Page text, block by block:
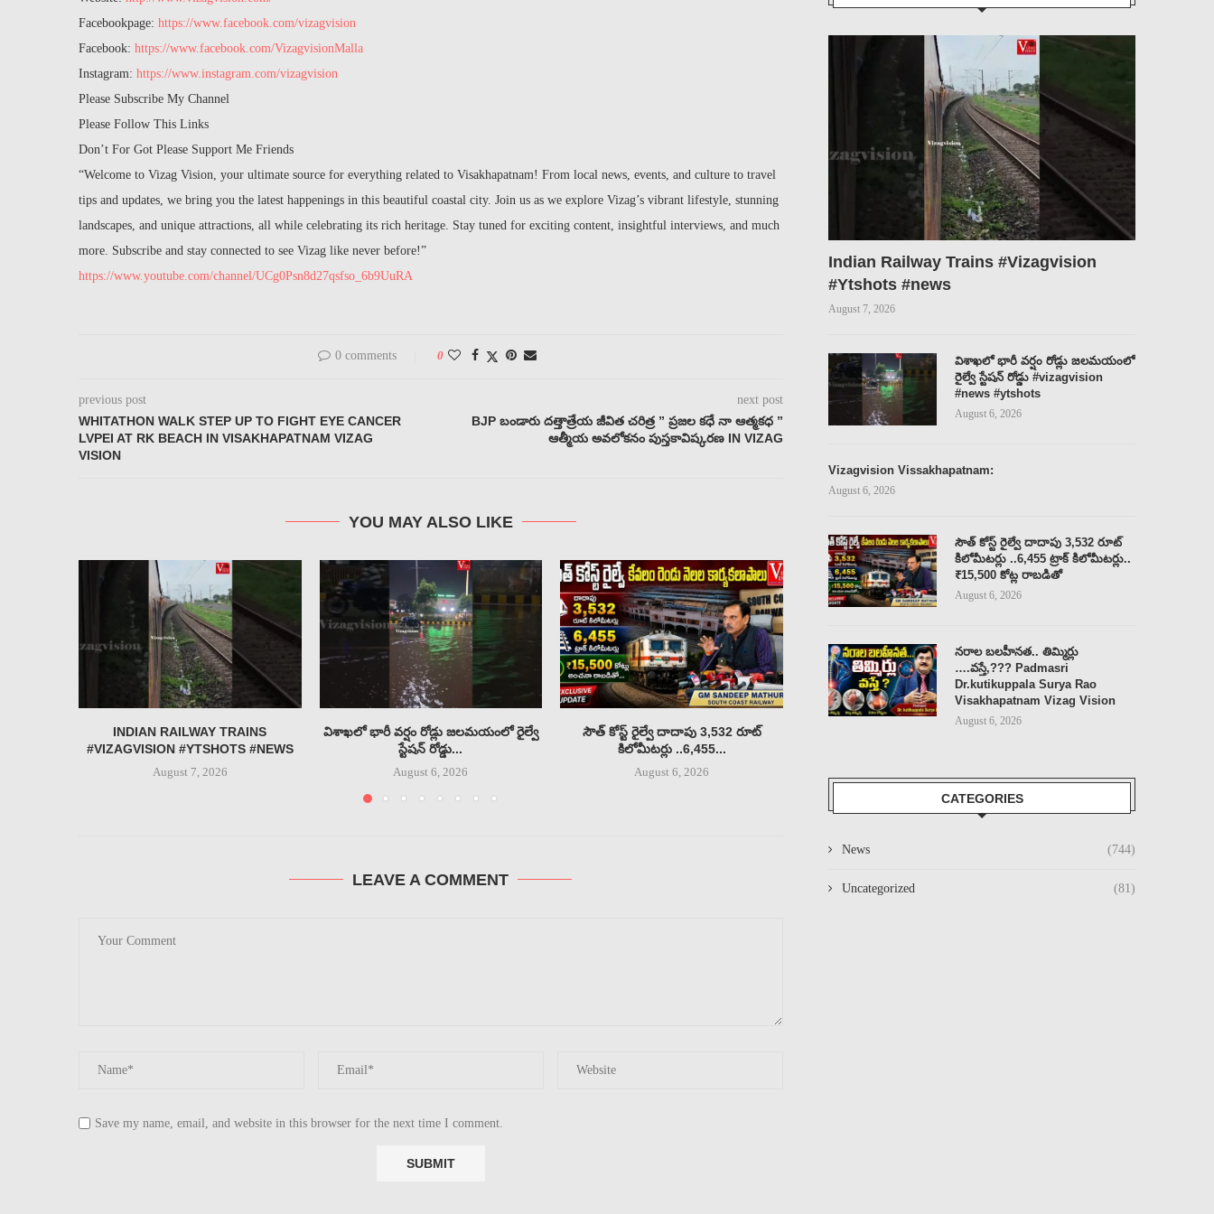
Facebookpage: https://www.facebook.com/vizagvision
Facebook: https://www.facebook.com/VizagvisionMalla
Instagram: https://www.instagram.com/vizagvision
Please Subscribe My Channel
Please Follow This Links
Don’t For Got Please Support Me Friends
“Welcome to Vizag Vision, your ultimate source for everything related to Visakhapatnam! From local news, events, and culture to travel
tips and updates, we bring you the latest happenings in this beautiful coastal city. Join us as we explore Vizag’s vibrant lifestyle, stunning
landscapes, and unique attractions, all while celebrating its rich heritage. Stay tuned for exciting content, insightful interviews, and much
more. Subscribe and stay connected to see Vizag like never before!”
https://www.youtube.com/channel/UCg0Psn8d27qsfso_6b9UuRA
0 comments 0
previous post
WHITATHON WALK STEP UP TO FIGHT EYE CANCER
LVPEI AT RK BEACH IN VISAKHAPATNAM VIZAG
VISION
next post
BJP బండారు దత్తాత్రేయ జీవిత చరిత్ర ” ప్రజల కధే నా ఆత్మకధ ”
ఆత్మీయ అవలోకనం పుస్తకావిష్కరణ IN VIZAG
YOU MAY ALSO LIKE
INDIAN RAILWAY TRAINS
#VIZAGVISION #YTSHOTS #NEWS
August 7, 2026
విశాఖలో భారీ వర్షం రోడ్లు జలమయంలో రైల్వే
స్టేషన్ రోడ్డు...
August 6, 2026
సౌత్ కోస్ట్ రైల్వే దాదాపు 3,532 రూట్
కిలోమీటర్లు ..6,455...
August 6, 2026
నరాల బలహీనత.. తిమ్మిర్లు ….వస్తే,???
LEAVE A COMMENT
Save my name, email, and website in this browser for the next time I comment.
Indian Railway Trains #Vizagvision
#Ytshots #news
August 7, 2026
విశాఖలో భారీ వర్షం రోడ్లు జలమయంలో
రైల్వే స్టేషన్ రోడ్డు #vizagvision
#news #ytshots
August 6, 2026
Vizagvision Vissakhapatnam:
August 6, 2026
సౌత్ కోస్ట్ రైల్వే దాదాపు 3,532 రూట్
కిలోమీటర్లు ..6,455 ట్రాక్ కిలోమీటర్లు..
₹15,500 కోట్ల రాబడితో
August 6, 2026
నరాల బలహీనత.. తిమ్మిర్లు
….వస్తే,??? Padmasri
Dr.kutikuppala Surya Rao
Visakhapatnam Vizag Vision
August 6, 2026
CATEGORIES
News (744)
Uncategorized (81)